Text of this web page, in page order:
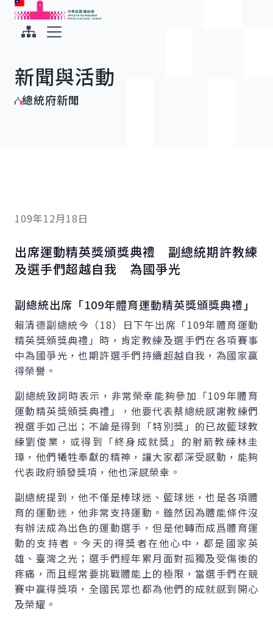
跳到主要內容
中華民國總統府
新聞與活動
總統府新聞
109年12月18日
出席運動精英獎頒獎典禮 副總統期許教練
及選手們超越自我 為國爭光
副總統出席「109年體育運動精英獎頒獎典禮」
賴清德副總統今（18）日下午出席「109年體育運動
精英獎頒獎典禮」時，肯定教練及選手們在各項賽事
中為國爭光，也期許選手們持續超越自我，為國家贏
得榮譽。
副總統致詞時表示，非常榮幸能夠參加「109年體育
運動精英獎頒獎典禮」，他要代表蔡總統感謝教練們
視選手如己出；不論是得到「特別獎」的已故籃球教
練劉俊業，或得到「終身成就獎」的射箭教練林圭
璋，他們犧牲奉獻的精神，讓大家都深受感動，能夠
代表政府頒發獎項，他也深感榮幸。
副總統提到，他不僅是棒球迷、籃球迷，也是各項體
育的運動迷，他非常支持運動。雖然因為體能條件沒
有辦法成為出色的運動選手，但是他轉而成爲體育運
動的支持者。今天的得獎者在他心中，都是國家英
雄、臺灣之光；選手們經年累月面對孤獨及受傷後的
疼痛，而且經常要挑戰體能上的極限，當選手們在競
賽中贏得獎項，全國民眾也都為他們的成就感到開心
及榮耀。